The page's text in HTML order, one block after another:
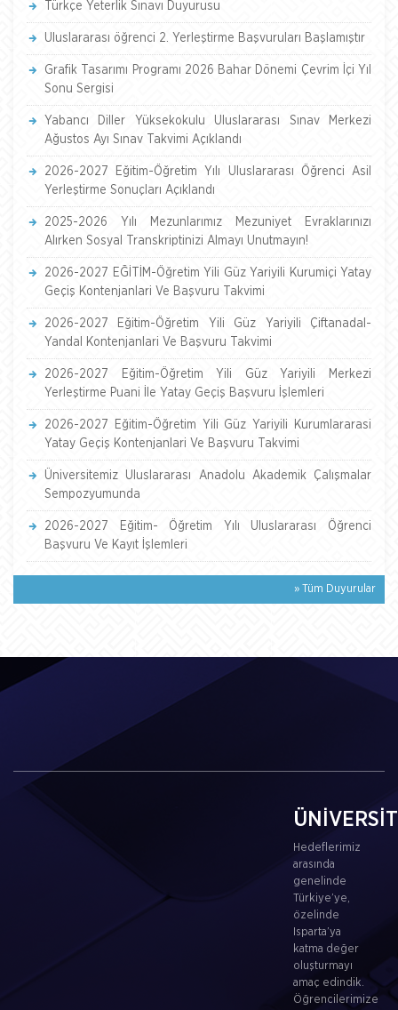
Türkçe Yeterlik Sınavı Duyurusu
Uluslararası öğrenci 2. Yerleştirme Başvuruları Başlamıştır
Grafik Tasarımı Programı 2026 Bahar Dönemi Çevrim İçi Yıl
Sonu Sergisi
Yabancı Diller Yüksekokulu Uluslararası Sınav Merkezi
Ağustos Ayı Sınav Takvimi Açıklandı
2026-2027 Eğitim-Öğretim Yılı Uluslararası Öğrenci Asil
Yerleştirme Sonuçları Açıklandı
2025-2026 Yılı Mezunlarımız Mezuniyet Evraklarınızı
Alırken Sosyal Transkriptinizi Almayı Unutmayın!
2026-2027 EĞİTİM-Öğretim Yili Güz Yariyili Kurumiçi Yatay
Geçiş Kontenjanlari Ve Başvuru Takvimi
2026-2027 Eğitim-Öğretim Yili Güz Yariyili Çiftanadal-
Yandal Kontenjanlari Ve Başvuru Takvimi
2026-2027 Eğitim-Öğretim Yili Güz Yariyili Merkezi
Yerleştirme Puani İle Yatay Geçiş Başvuru İşlemleri
2026-2027 Eğitim-Öğretim Yili Güz Yariyili Kurumlararasi
Yatay Geçiş Kontenjanlari Ve Başvuru Takvimi
Üniversitemiz Uluslararası Anadolu Akademik Çalışmalar
Sempozyumunda
2026-2027 Eğitim- Öğretim Yılı Uluslararası Öğrenci
Başvuru Ve Kayıt İşlemleri
» Tüm Duyurular
Hedeflerimiz
arasında
genelinde
Türkiye’ye,
özelinde
Isparta’ya
katma değer
oluşturmayı
amaç edindik.
Öğrencilerimize